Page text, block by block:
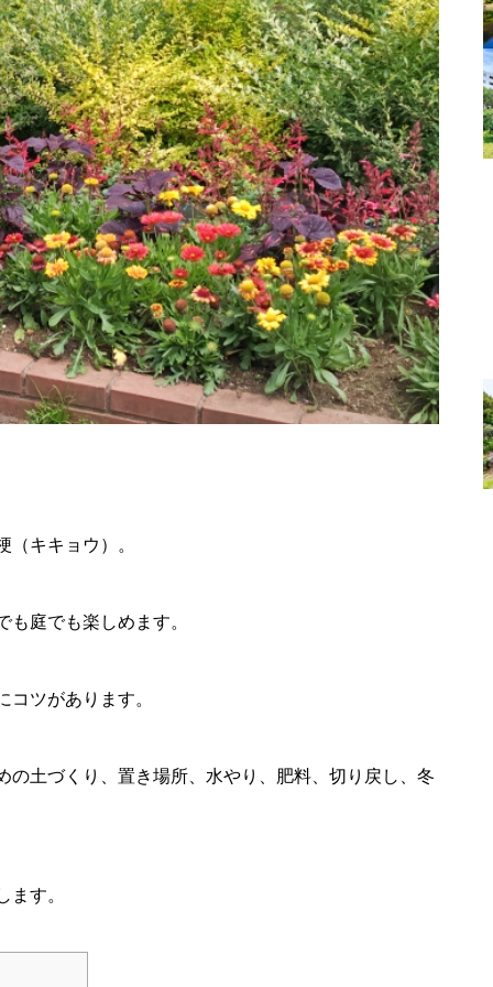
キキョウ）。
庭でも楽しめます。
ツがあります。
土づくり、置き場所、水やり、肥料、切り戻し、冬
す。